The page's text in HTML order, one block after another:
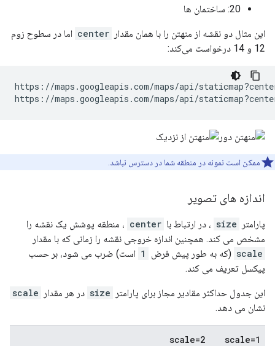
20: ساختمان ها
این مثال دو نقشه از منهتن را با همان مقدار center اما در سطوح زوم
12 و 14 درخواست می‌کند:
https://maps.googleapis.com/maps/api/
https://maps.googleapis.com/maps/api/
ممکن است نمونه در منطقه شما در دسترس نباشد.
اندازه های تصویر
پارامتر size ، در ارتباط با center ، منطقه پوشش یک نقشه را
مشخص می کند. همچنین اندازه خروجی نقشه را زمانی که با مقدار
scale (که به طور پیش فرض 1 است) ضرب می شود، بر حسب
پیکسل تعریف می کند.
این جدول حداکثر مقادیر مجاز برای پارامتر size در هر مقدار
scale
نشان می دهد.
scale=1
scale=2